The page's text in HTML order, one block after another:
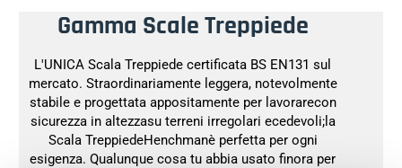
Gamma Scale Treppiede
L'UNICA Scala Treppiede certificata BS EN131 sul
mercato. Straordinariamente leggera, notevolmente
stabile e progettata appositamente per lavorarecon
sicurezza in altezzasu terreni irregolari ecedevoli;la
Scala TreppiedeHenchmanè perfetta per ogni
esigenza. Qualunque cosa tu abbia usato finora per